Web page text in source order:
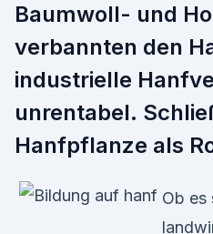
Baumwoll- und
verbannten den
industrielle
unrentabel.
Hanfpflanze als
Ob es